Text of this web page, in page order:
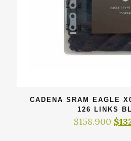
CADENA SRAM EAGLE
126 LINKS
$158.900 El
$